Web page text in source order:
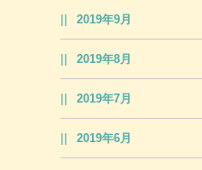
2019年9月
2019年8月
2019年7月
2019年6月